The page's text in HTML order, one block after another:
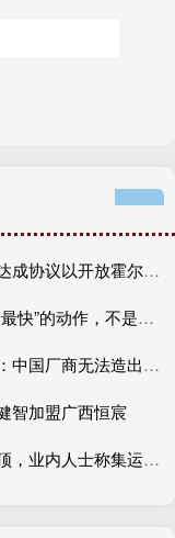
配资牌照查询网 美财长：可能明日与伊朗达成协议以开放霍尔木兹海峡
十大配资排行 饭后散步不对？晚饭后“耗糖最快”的动作，不是跑步，而是它
杠杆配资 提前看到手机、芯片设计图没用：中国厂商无法造出真苹果iPhone 18
智加盟广西恒宸
配资在线机构论坛网 旺季前置补库行情见顶，业内人士称集运期货仍存回调空间